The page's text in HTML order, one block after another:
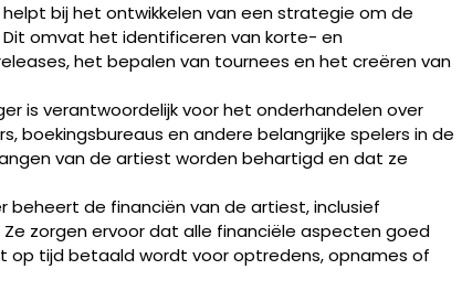
bij het ontwikkelen van een strategie om de
omvat het identificeren van korte- en
het bepalen van tournees en het creëren van
is verantwoordelijk voor het onderhandelen over
boekingsbureaus en andere belangrijke spelers in de
van de artiest worden behartigd en dat ze
beheert de financiën van de artiest, inclusief
zorgen ervoor dat alle financiële aspecten goed
tijd betaald wordt voor optredens, opnames of